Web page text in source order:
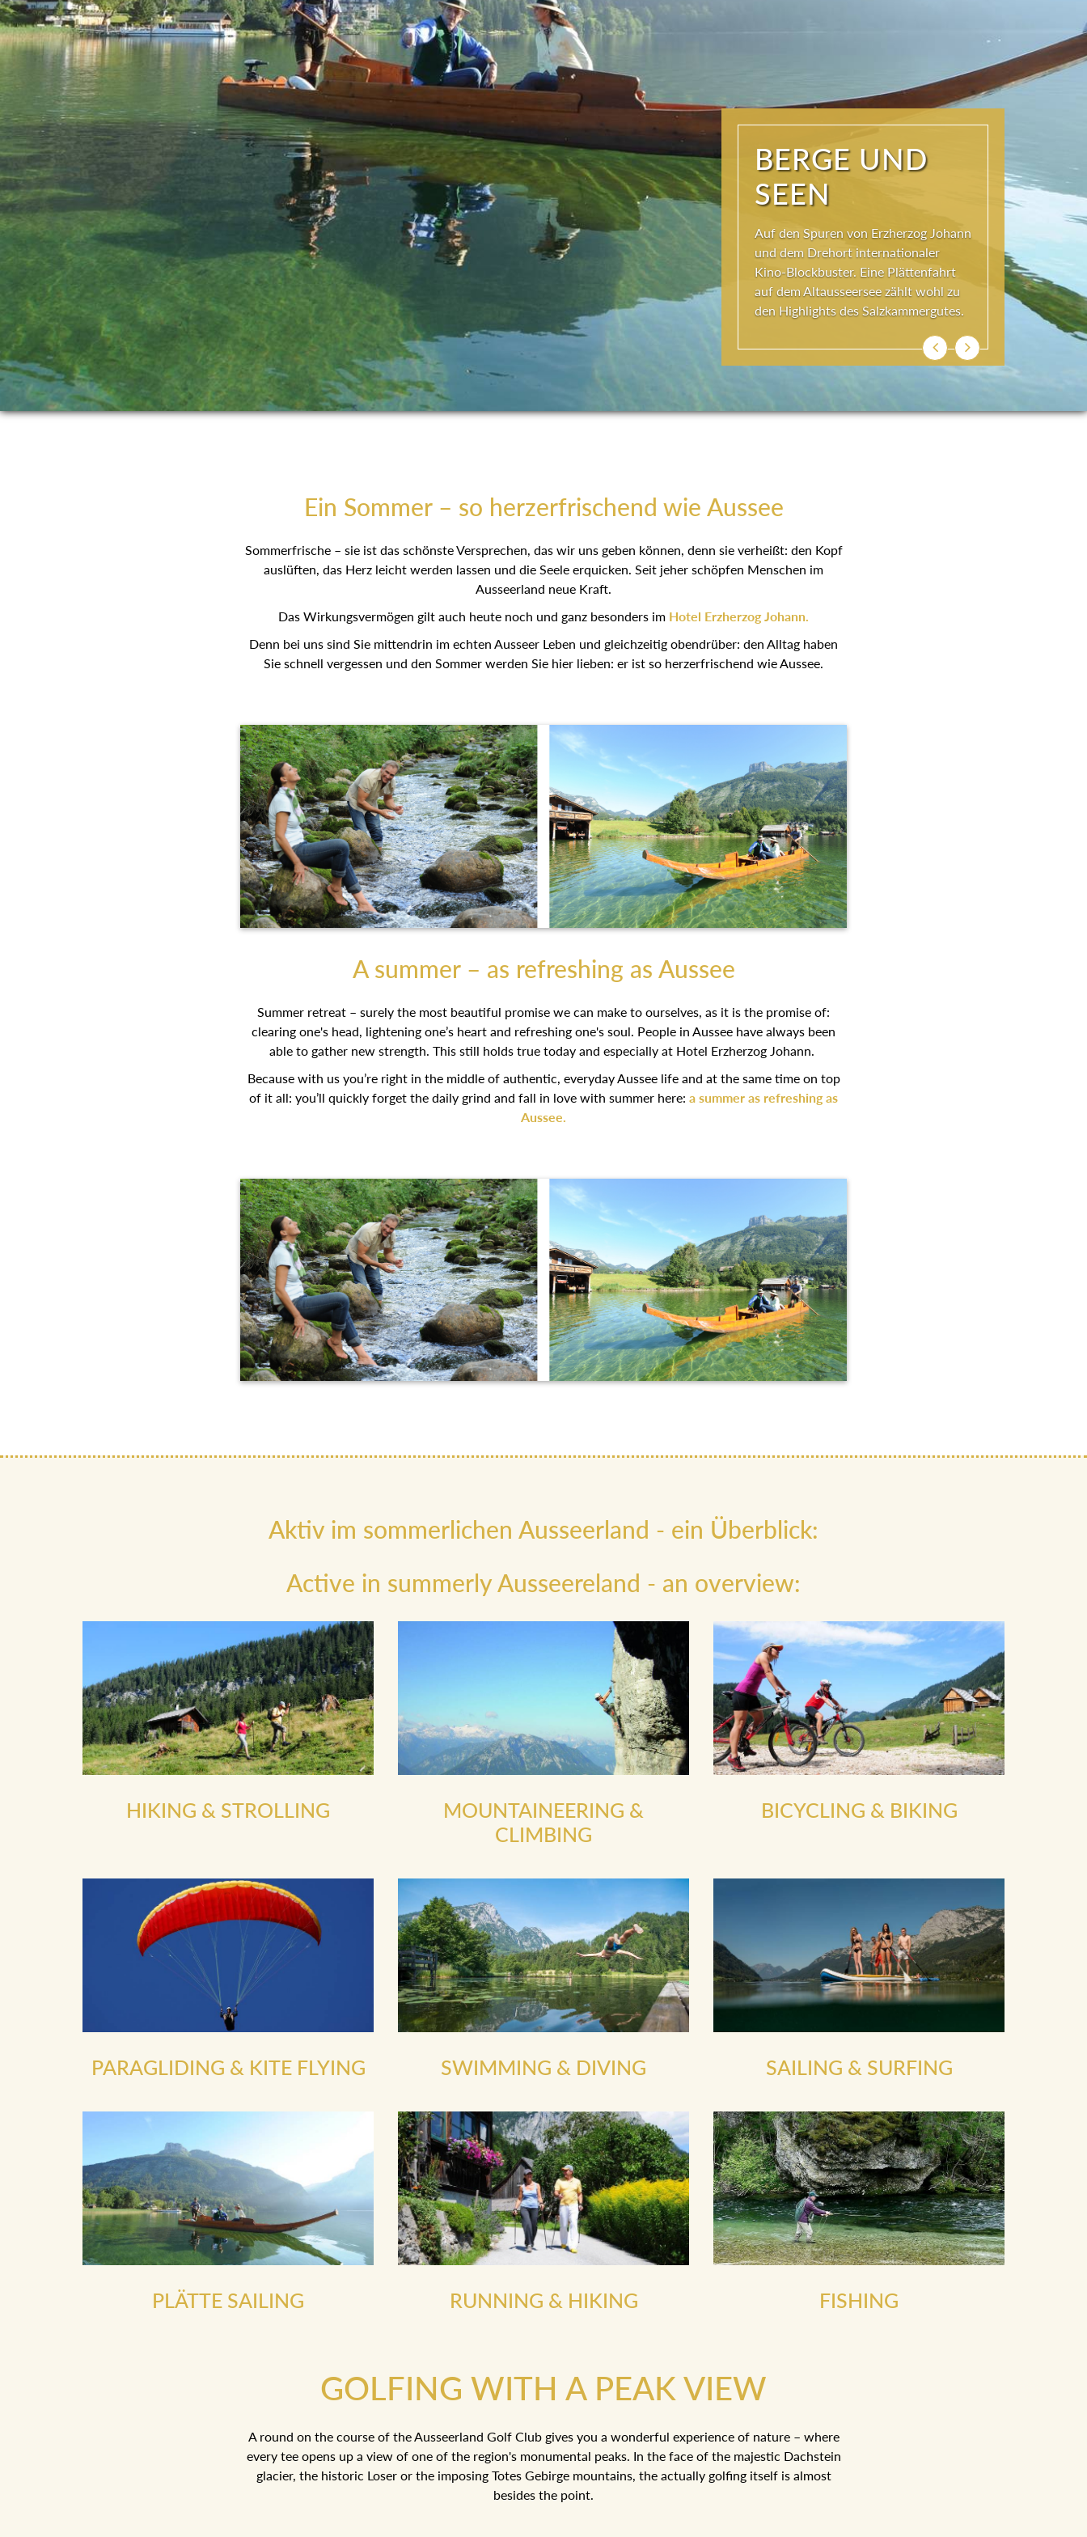
NATUR PUR
Ausseerland neue Kraft und viel
Inspiration. Das Wirkungsvermögen
kommt aus der Natur und ihren
ewigen Gestalten – den Bergen und
Seen.
Previous
Next
Ein Sommer – so herzerfrischend wie Aussee
Sommerfrische – sie ist das schönste Versprechen, das wir uns geben können, denn sie verheißt: den Kopf
auslüften, das Herz leicht werden lassen und die Seele erquicken. Seit jeher schöpfen Menschen im
Ausseerland neue Kraft.
Das Wirkungsvermögen gilt auch heute noch und ganz besonders im Hotel Erzherzog Johann.
Denn bei uns sind Sie mittendrin im echten Ausseer Leben und gleichzeitig obendrüber: den Alltag haben
Sie schnell vergessen und den Sommer werden Sie hier lieben: er ist so herzerfrischend wie Aussee.
A summer – as refreshing as Aussee
Summer retreat – surely the most beautiful promise we can make to ourselves, as it is the promise of:
clearing one's head, lightening one’s heart and refreshing one's soul. People in Aussee have always been
able to gather new strength. This still holds true today and especially at Hotel Erzherzog Johann.
Because with us you’re right in the middle of authentic, everyday Aussee life and at the same time on top
of it all: you’ll quickly forget the daily grind and fall in love with summer here: a summer as refreshing as
Aussee.
Aktiv im sommerlichen Ausseerland - ein Überblick:
Active in summerly Ausseereland - an overview:
HIKING & STROLLING
MOUNTAINEERING &
CLIMBING
BICYCLING & BIKING
PARAGLIDING & KITE FLYING SWIMMING & DIVING SAILING & SURFING
PLÄTTE SAILING RUNNING & HIKING FISHING
GOLFING WITH A PEAK VIEW
A round on the course of the Ausseerland Golf Club gives you a wonderful experience of nature – where
every tee opens up a view of one of the region's monumental peaks. In the face of the majestic Dachstein
glacier, the historic Loser or the imposing Totes Gebirge mountains, the actually golfing itself is almost
besides the point.